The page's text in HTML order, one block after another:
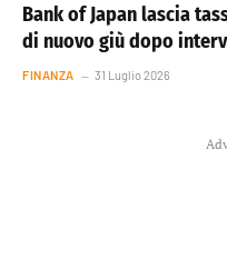
Bank of Japan lascia
di nuovo giù dopo
FINANZA 31 Luglio 2026